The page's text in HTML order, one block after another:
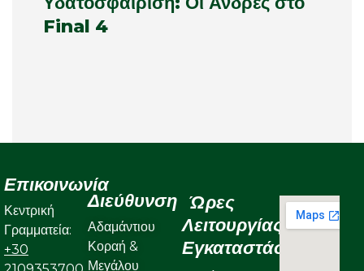
Final 4
Επικοινωνία
Κεντρική
Γραμματεία:
+30
Διεύθυνση
Αδαμάντιου
Κοραή &
Μεγάλου
Ώρες
Λειτουργίας
Εγκαταστάσεων